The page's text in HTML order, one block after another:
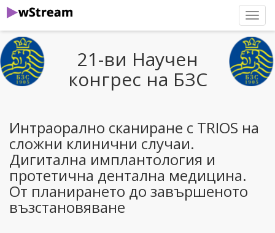
21-ви Научен
конгрес на БЗС
Интраорално сканиране с TRIOS на
сложни клинични случаи.
Дигитална имплантология и
протетична дентална медицина.
От планирането до завършеното
възстановяване